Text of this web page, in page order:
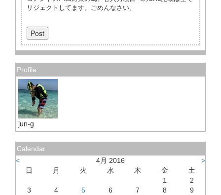
リジェクトしてます。ごめんなさい。
Profile
jun-g
Calendar
<
4月 2016
>
日
月 火 水 木 金
土
1
2
3
4 5 6 7 8
9